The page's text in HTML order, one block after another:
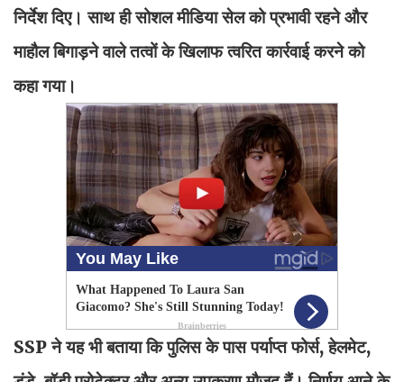
निर्देश दिए। साथ ही सोशल मीडिया सेल को प्रभावी रहने और
माहौल बिगाड़ने वाले तत्वों के खिलाफ त्वरित कार्रवाई करने को
कहा गया।
SSP ने यह भी बताया कि पुलिस के पास पर्याप्त फोर्स, हेलमेट,